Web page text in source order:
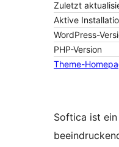
Zuletzt
Aktive
WordPress-
PHP-Version
Theme-
Softica ist